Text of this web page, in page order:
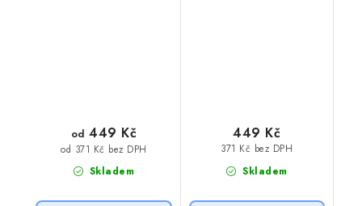
Skladem
od 371 Kč bez DPH
od 449 Kč
Skladem
371 Kč bez DPH
449 Kč